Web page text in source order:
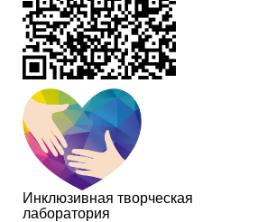
Инклюзивная творческая
лаборатория